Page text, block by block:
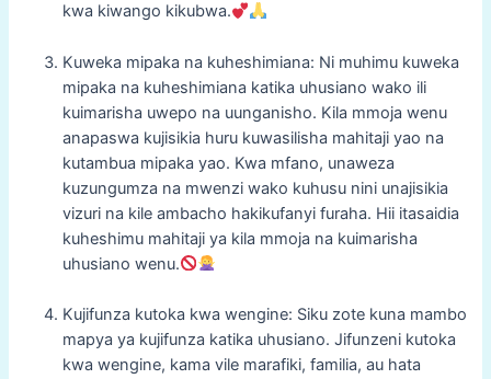
kwa kiwango kikubwa.
Kuweka mipaka na kuheshimiana: Ni muhimu kuweka
mipaka na kuheshimiana katika uhusiano wako ili
kuimarisha uwepo na uunganisho. Kila mmoja wenu
anapaswa kujisikia huru kuwasilisha mahitaji yao na
kutambua mipaka yao. Kwa mfano, unaweza
kuzungumza na mwenzi wako kuhusu nini unajisikia
vizuri na kile ambacho hakikufanyi furaha. Hii itasaidia
kuheshimu mahitaji ya kila mmoja na kuimarisha
uhusiano wenu.
Kujifunza kutoka kwa wengine: Siku zote kuna mambo
mapya ya kujifunza katika uhusiano. Jifunzeni kutoka
kwa wengine, kama vile marafiki, familia, au hata